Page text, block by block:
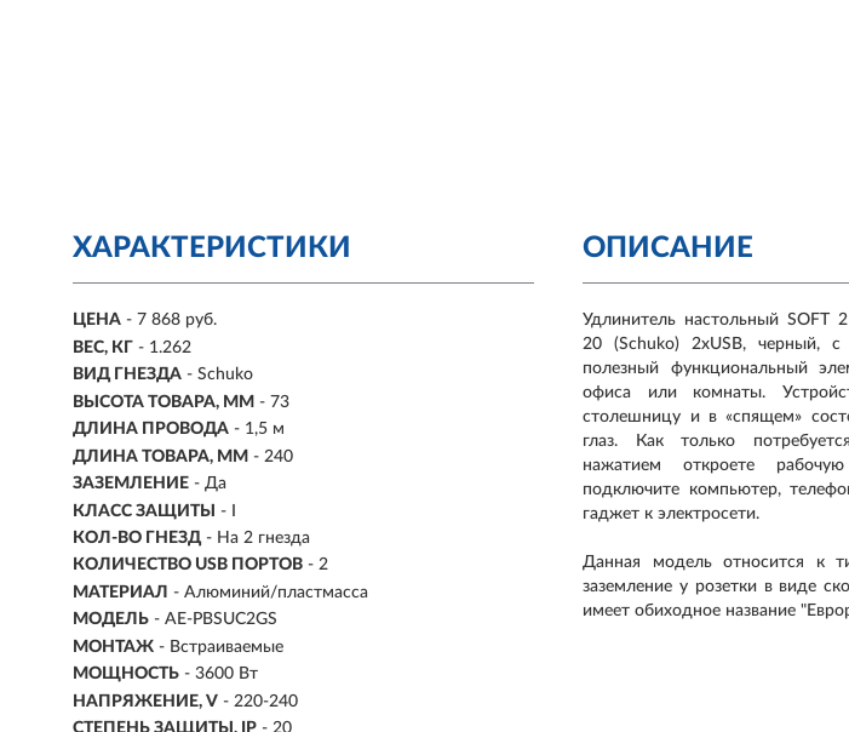
ХАРАКТЕРИСТИКИ
ЦЕНА - 7 868 руб.
ВЕС, КГ - 1.262
ВИД ГНЕЗДА - Schuko
ВЫСОТА ТОВАРА, ММ - 73
ДЛИНА ПРОВОДА - 1,5 м
ДЛИНА ТОВАРА, ММ - 240
ЗАЗЕМЛЕНИЕ - Да
КЛАСС ЗАЩИТЫ
- I
КОЛ-ВО ГНЕЗД - На 2 гнезда
КОЛИЧЕСТВО USB ПОРТОВ - 2
МАТЕРИАЛ - Алюминий/пластмасса
МОДЕЛЬ - AE-PBSUC2GS
МОНТАЖ - Встраиваемые
МОЩНОСТЬ - 3600 Вт
НАПРЯЖЕНИЕ, V - 220-240
СТЕПЕНЬ ЗАЩИТЫ, IP - 20
ОПИСАНИЕ
Удлинитель настольный SOFT
20 (Schuko) 2xUSB, черный,
полезный функциональный
офиса или комнаты.
столешницу и в «спящем»
глаз. Как только
нажатием откроете
подключите компьютер,
гаджет к электросети.
Данная модель относится к
заземление у розетки в виде
имеет обиходное название